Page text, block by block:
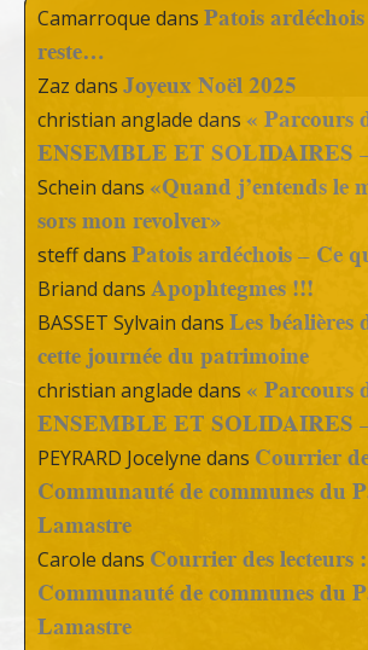
Camarroque dans Patois
reste…
Zaz dans Joyeux Noël 2025
christian anglade dans « Parcours
ENSEMBLE ET SOLIDAIRES
Schein dans «Quand j’entends le
sors mon revolver»
steffdans Patois ardéchois – Ce
Briand dans Apophtegmes !!!
BASSET Sylvain dans Les béalières
cette journée du patrimoine
christian anglade dans « Parcours
ENSEMBLE ET SOLIDAIRES
PEYRARD Jocelyne dans Courrier
Communauté de communes du
Lamastre
Carole dans Courrier des lecteurs :
Communauté de communes du
Lamastre